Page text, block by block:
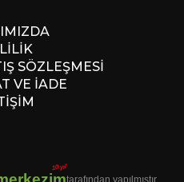
SÖZLEŞMESİ
VE İADE
10.yıl
tarafından yapılmıştır.